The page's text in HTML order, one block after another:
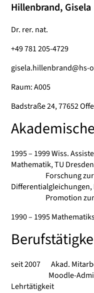
Hillenbrand, Gisela
Dr. rer. nat.
+49 781 205-4729
gisela.hillenbrand@hs-
Raum: A005
Badstraße 24, 77652
1995 – 1999 Wiss.
Mathematik, TU Dresden
Forschung zur
Promotion zum
1990 – 1995
seit 2007 Akad.
Moodle-
Lehrtätigkeit